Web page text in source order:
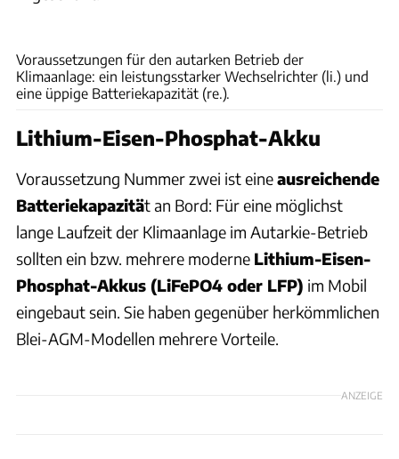
Voraussetzungen für den autarken Betrieb der
Klimaanlage: ein leistungsstarker Wechselrichter (li.) und
eine üppige Batteriekapazität (re.).
Lithium-Eisen-Phosphat-Akku
Voraussetzung Nummer zwei ist eineausreichende
Batteriekapazität an Bord: Für eine möglichst
lange Laufzeit der Klimaanlage im Autarkie-Betrieb
sollten ein bzw. mehrere moderne Lithium-Eisen-
Phosphat-Akkus (LiFePO4 oder LFP) im Mobil
eingebaut sein. Sie haben gegenüber herkömmlichen
Blei-AGM-Modellen mehrere Vorteile.
ANZEIGE